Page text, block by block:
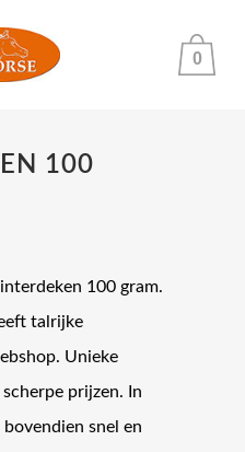
0
100
100 gram.
talrijke
Unieke
prijzen. In
snel en